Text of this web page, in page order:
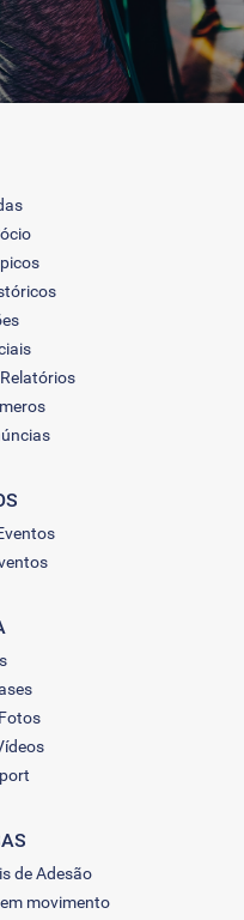
de Adesão
movimento